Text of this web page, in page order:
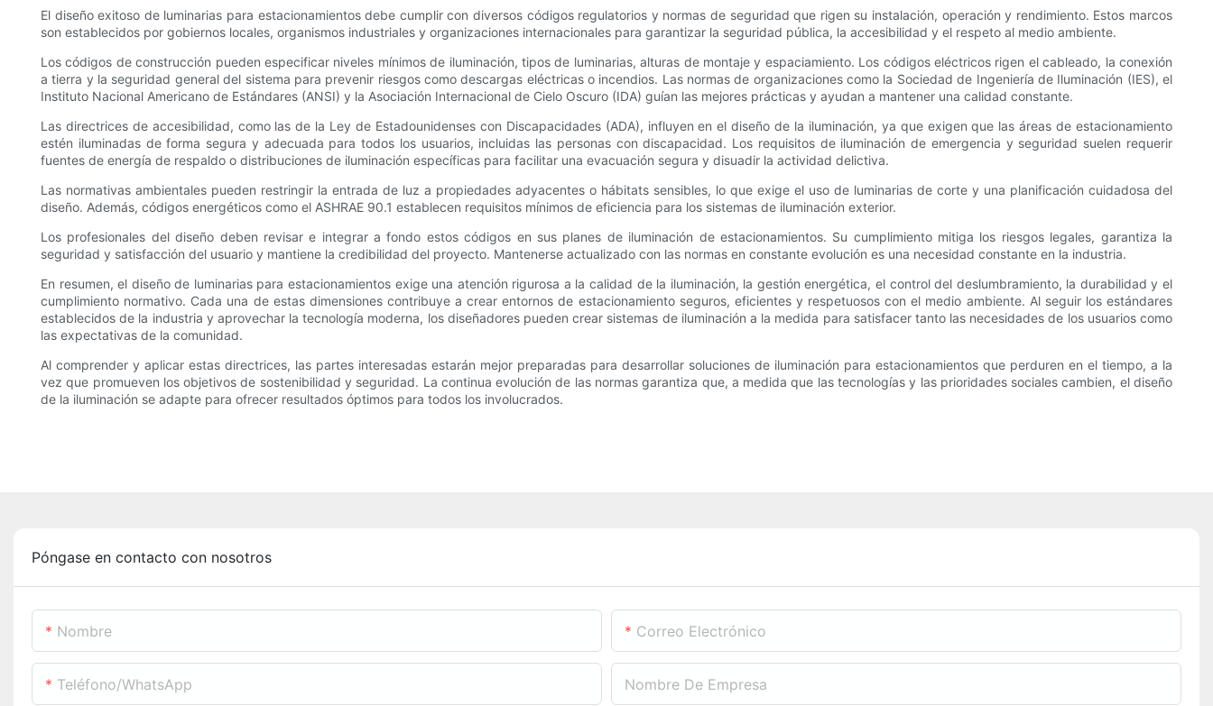
El diseño exitoso de luminarias para estacionamientos debe cumplir con diversos códigos regulatorios y normas de seguridad que rigen su instalación, operación y rendimiento. Estos marcos
son establecidos por gobiernos locales, organismos industriales y organizaciones internacionales para garantizar la seguridad pública, la accesibilidad y el respeto al medio ambiente.
Los códigos de construcción pueden especificar niveles mínimos de iluminación, tipos de luminarias, alturas de montaje y espaciamiento. Los códigos eléctricos rigen el cableado, la conexión
a tierra y la seguridad general del sistema para prevenir riesgos como descargas eléctricas o incendios. Las normas de organizaciones como la Sociedad de Ingeniería de Iluminación (IES), el
Instituto Nacional Americano de Estándares (ANSI) y la Asociación Internacional de Cielo Oscuro (IDA) guían las mejores prácticas y ayudan a mantener una calidad constante.
Las directrices de accesibilidad, como las de la Ley de Estadounidenses con Discapacidades (ADA), influyen en el diseño de la iluminación, ya que exigen que las áreas de estacionamiento
estén iluminadas de forma segura y adecuada para todos los usuarios, incluidas las personas con discapacidad. Los requisitos de iluminación de emergencia y seguridad suelen requerir
fuentes de energía de respaldo o distribuciones de iluminación específicas para facilitar una evacuación segura y disuadir la actividad delictiva.
Las normativas ambientales pueden restringir la entrada de luz a propiedades adyacentes o hábitats sensibles, lo que exige el uso de luminarias de corte y una planificación cuidadosa del
diseño. Además, códigos energéticos como el ASHRAE 90.1 establecen requisitos mínimos de eficiencia para los sistemas de iluminación exterior.
Los profesionales del diseño deben revisar e integrar a fondo estos códigos en sus planes de iluminación de estacionamientos. Su cumplimiento mitiga los riesgos legales, garantiza la
seguridad y satisfacción del usuario y mantiene la credibilidad del proyecto. Mantenerse actualizado con las normas en constante evolución es una necesidad constante en la industria.
En resumen, el diseño de luminarias para estacionamientos exige una atención rigurosa a la calidad de la iluminación, la gestión energética, el control del deslumbramiento, la durabilidad y el
cumplimiento normativo. Cada una de estas dimensiones contribuye a crear entornos de estacionamiento seguros, eficientes y respetuosos con el medio ambiente. Al seguir los estándares
establecidos de la industria y aprovechar la tecnología moderna, los diseñadores pueden crear sistemas de iluminación a la medida para satisfacer tanto las necesidades de los usuarios como
las expectativas de la comunidad.
Al comprender y aplicar estas directrices, las partes interesadas estarán mejor preparadas para desarrollar soluciones de iluminación para estacionamientos que perduren en el tiempo, a la
vez que promueven los objetivos de sostenibilidad y seguridad. La continua evolución de las normas garantiza que, a medida que las tecnologías y las prioridades sociales cambien, el diseño
de la iluminación se adapte para ofrecer resultados óptimos para todos los involucrados.
Póngase en contacto con nosotros
Nombre Correo Electrónico
Teléfono/WhatsApp Nombre De Empresa